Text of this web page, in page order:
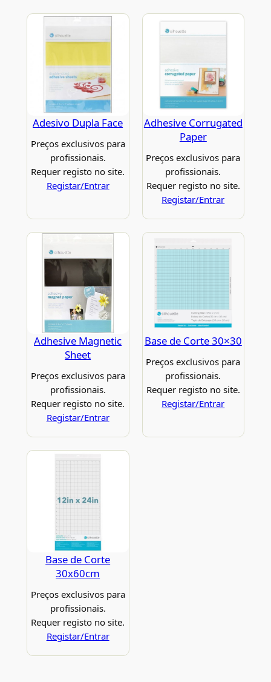
Adesivo Dupla Face
Preços exclusivos para
profissionais.
Requer registo no site.
Registar/Entrar
Adhesive Corrugated
Paper
Preços exclusivos para
profissionais.
Requer registo no site.
Registar/Entrar
Adhesive Magnetic
Sheet
Preços exclusivos para
profissionais.
Requer registo no site.
Registar/Entrar
Base de Corte 30×30
Preços exclusivos para
profissionais.
Requer registo no site.
Registar/Entrar
Base de Corte
30x60cm
Preços exclusivos para
profissionais.
Requer registo no site.
Registar/Entrar